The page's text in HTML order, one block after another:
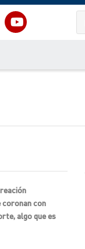
coronan con
algo que es